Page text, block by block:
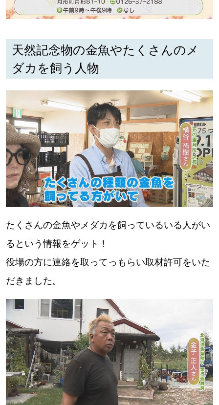
天然記念物の金魚やたくさんのメ
ダカを飼う人物
たくさんの金魚やメダカを飼っているいる人がい
るという情報をゲット！
役場の方に連絡を取ってっもらい取材許可をいた
だきました。